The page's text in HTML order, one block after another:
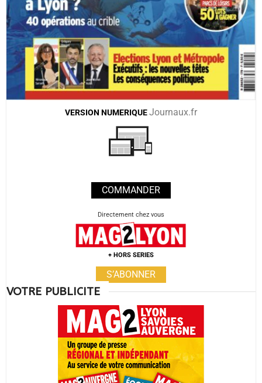
VERSION NUMERIQUEJournaux.fr
COMMANDER
Directement chez vous
+ HORS SERIES
S’ABONNER
VOTRE PUBLICITE